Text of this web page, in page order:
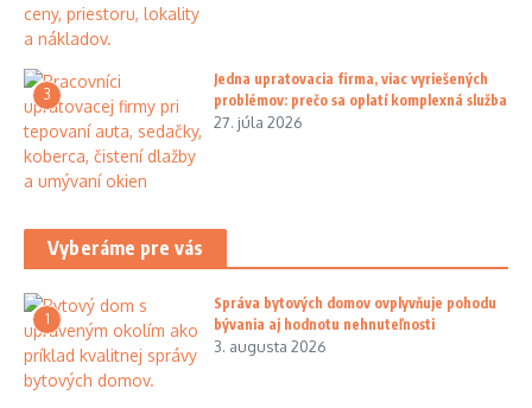
3
Jedna upratovacia firma, viac vyriešených
problémov: prečo sa oplatí komplexná služba
27. júla 2026
Vyberáme pre vás
1
Správa bytových domov ovplyvňuje pohodu
bývania aj hodnotu nehnuteľnosti
3. augusta 2026